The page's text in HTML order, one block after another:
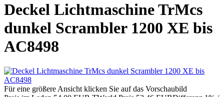
Deckel Lichtmaschine TrMcs
dunkel Scrambler 1200 XE bis
AC8498
Für eine größere Ansicht klicken Sie auf das Vorschaubild